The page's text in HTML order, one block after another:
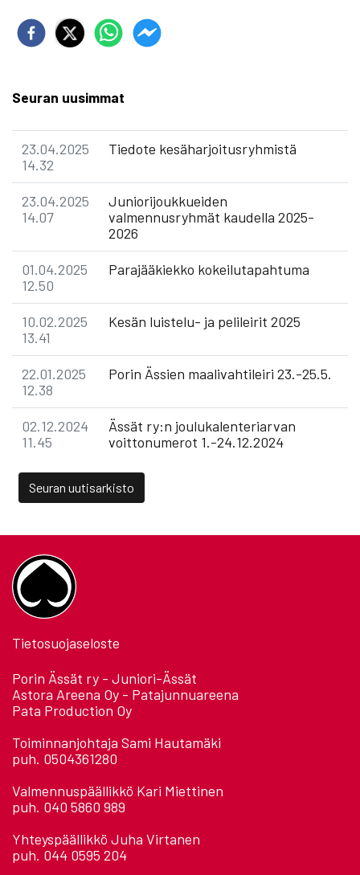
Seuran uusimmat
23.04.2025
14.32
Tiedote kesäharjoitusryhmistä
23.04.2025
14.07
Juniorijoukkueiden
valmennusryhmät kaudella 2025-
2026
01.04.2025
12.50
Parajääkiekko kokeilutapahtuma
10.02.2025
13.41
Kesän luistelu- ja pelileirit 2025
22.01.2025
12.38
Porin Ässien maalivahtileiri 23.-25.5.
02.12.2024
11.45
Ässät ry:n joulukalenteriarvan
voittonumerot 1.-24.12.2024
Seuran uutisarkisto
Tietosuojaseloste
Porin Ässät ry - Juniori-Ässät
Astora Areena Oy - Patajunnuareena
Pata Production Oy
Toiminnanjohtaja Sami Hautamäki
puh. 0504361280
Valmennuspäällikkö Kari Miettinen
puh. 040 5860 989
Yhteyspäällikkö Juha Virtanen
puh. 044 0595 204